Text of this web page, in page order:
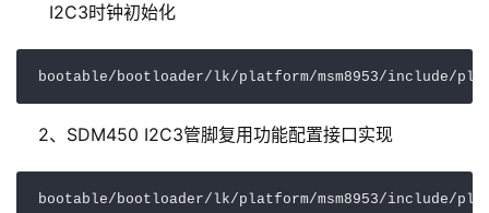
I2C3时钟初始化
bootable/bootloader/lk/platform/msm8953/include/
2、SDM450 I2C3管脚复用功能配置接口实现
bootable/bootloader/lk/platform/msm8953/include/